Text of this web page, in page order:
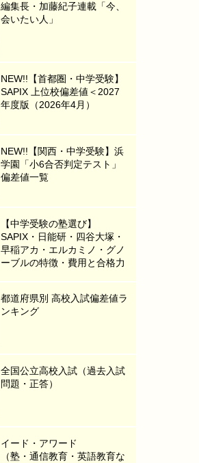
編集長・加藤紀子連載「今、
会いたい人」
NEW!!【首都圏・中学受験】
SAPIX 上位校偏差値＜2027
年度版（2026年4月）
NEW!!【関西・中学受験】浜
学園「小6合否判定テスト」
偏差値一覧
【中学受験の塾選び】
SAPIX・日能研・四谷大塚・
早稲アカ・エルカミノ・グノ
ーブルの特徴・費用と合格力
都道府県別 高校入試偏差値ラ
ンキング
全国公立高校入試（過去入試
問題・正答）
イード・アワード
（塾・通信教育・英語教育な